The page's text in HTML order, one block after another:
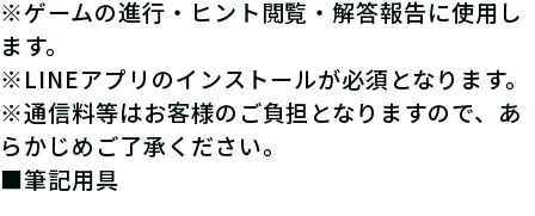
※ゲームの進行・ヒント閲覧・解答報告に使用し
ます。
※LINEアプリのインストールが必須となります。
※通信料等はお客様のご負担となりますので、あ
らかじめご了承ください。
■筆記用具